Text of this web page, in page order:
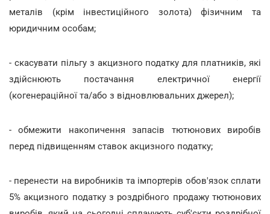
металів (крім інвестиційного золота) фізичним та
юридичним особам;
- скасувати пільгу з акцизного податку для платників, які
здійснюють постачання електричної енергії
(когенераційної та/або з відновлювальних джерел);
- обмежити накопичення запасів тютюнових виробів
перед підвищенням ставок акцизного податку;
- перенести на виробників та імпортерів обов'язок сплати
5% акцизного податку з роздрібного продажу тютюнових